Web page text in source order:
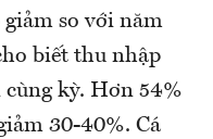
so với năm
biết thu nhập
cùng kỳ. Hơn 54%
30-40%. Cá